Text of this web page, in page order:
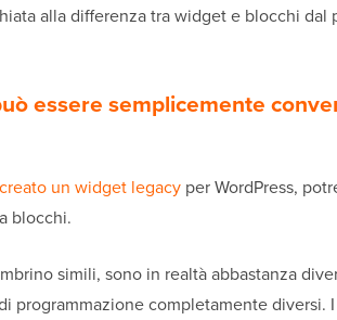
alla differenza tra widget e blocchi dal
essere semplicemente
un widget legacy per WordPress,
blocchi.
simili, sono in realtà abbastanza
programmazione completamente diversi.